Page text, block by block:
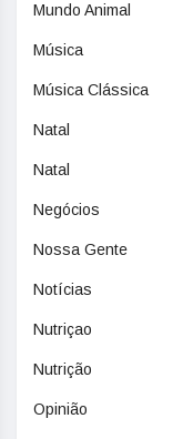
Mundo Animal
Música
Música Clássica
Natal
Natal
Negócios
Nossa Gente
Notícias
Nutriçao
Nutrição
Opinião